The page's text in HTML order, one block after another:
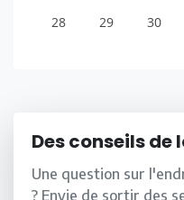
28 29 30
Des conseils de
Une question sur
? Envie de sortir des